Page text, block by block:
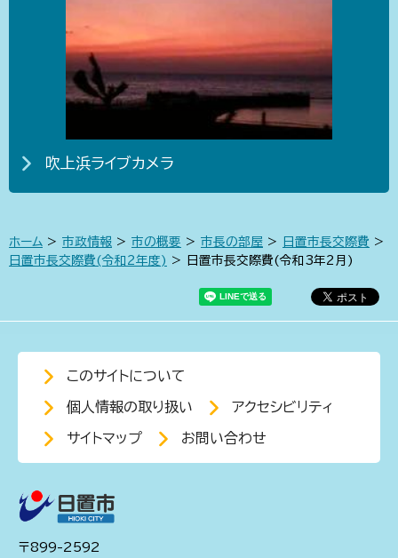
吹上浜ライブカメラ
ホーム > 市政情報 > 市の概要 > 市長の部屋 > 日置市長交際費 >
日置市長交際費(令和2年度) > 日置市長交際費(令和3年2月)
このサイトについて
個人情報の取り扱い アクセシビリティ
サイトマップ お問い合わせ
〒899-2592